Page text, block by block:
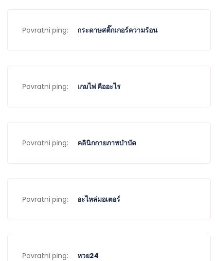
Povratni ping: กระดาษสติ๊กเกอร์ความร้อน
Povratni ping: เกมไพ่ คืออะไร
Povratni ping: คลินิกกายภาพบำบัด
Povratni ping: อะไหล่มอเตอร์
Povratni ping: หวย24